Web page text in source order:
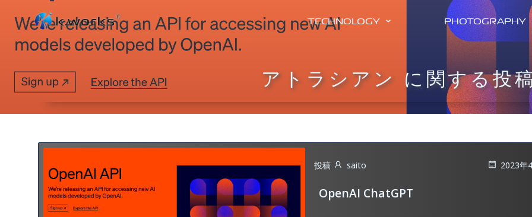
TECHNOLOGY PHOTOGRAPHY
アトラシアン に関する投
投稿 saito 2023年
OpenAI ChatGPT